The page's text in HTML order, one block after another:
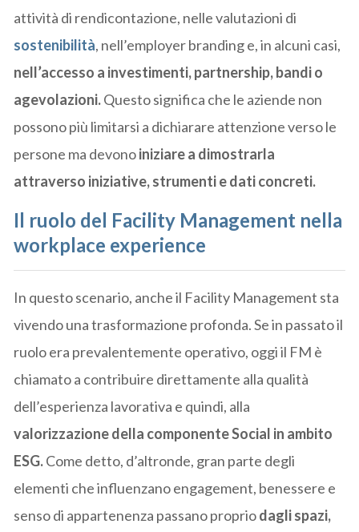
attività di rendicontazione, nelle valutazioni di
sostenibilità, nell’employer branding e, in alcuni casi,
nell’accesso a investimenti, partnership, bandi o
agevolazioni.Questo significa che le aziende non
possono più limitarsi a dichiarare attenzione verso le
persone ma devonoiniziare a dimostrarla
attraverso iniziative, strumenti e dati concreti.
Il ruolo del Facility Management nella
workplace experience
In questo scenario, anche il Facility Management sta
vivendo una trasformazione profonda. Se in passato il
ruolo era prevalentemente operativo, oggi il FM è
chiamato a contribuire direttamente alla qualità
dell’esperienza lavorativa e quindi, alla
valorizzazione della componente Social in ambito
ESG.Come detto, d’altronde, gran parte degli
elementi che influenzano engagement, benessere e
senso di appartenenza passano propriodagli spazi,